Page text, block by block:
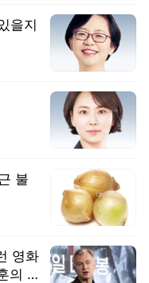
을지
불
영화
의 하